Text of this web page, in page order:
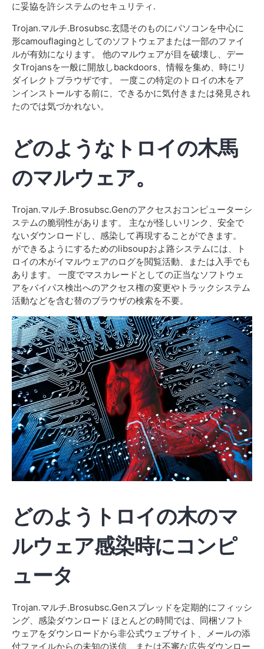
に妥協を許システムのセキュリティ.
Trojan.マルチ.Brosubsc.玄隠そのものにパソコンを中心に
形camouflagingとしてのソフトウェアまたは一部のファイ
ルが有効になります。 他のマルウェアが目を破壊し、デー
タTrojansを一般に開放しbackdoors、情報を集め、時にリ
ダイレクトブラウザです。 一度この特定のトロイの木をア
ンインストールする前に、できるかに気付きまたは発見され
たのでは気づかれない。
どのようなトロイの木馬
のマルウェア。
Trojan.マルチ.Brosubsc.Genのアクセスおコンピューターシ
ステムの脆弱性があります。 主なが怪しいリンク、安全で
ないダウンロードし、感染して再現することができます。
ができるようにするためのlibsoupおよ路システムには、ト
ロイの木がイマルウェアのログを閲覧活動、または入手でも
あります。 一度でマスカレードとしての正当なソフトウェ
アをバイパス検出へのアクセス権の変更やトラックシステム
活動などを含む替のブラウザの検索を不要。
どのようトロイの木のマ
ルウェア感染時にコンピ
ュータ
Trojan.マルチ.Brosubsc.Genスプレッドを定期的にフィッシ
ング、感染ダウンロード ほとんどの時間では、同梱ソフト
ウェアをダウンロードから非公式ウェブサイト、メールの添
付ファイルからの未知の送信、または不審な広告ダウンロー